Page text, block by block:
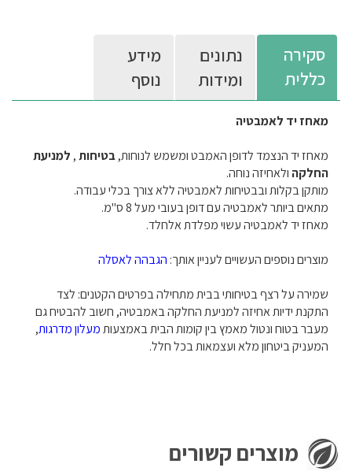
סקירה
כללית
נתונים
ומידות
מידע
נוסף
מאחז יד לאמבטיה
מאחז יד הנצמד לדופן האמבט ומשמש לנוחות,בטיחות, למניעת
החלקה ולאחיזה נוחה.
מותקן בקלות ובבטיחות לאמבטיה ללא צורך בכלי עבודה.
מתאים ביותר לאמבטיה עם דופן בעובי מעל 8 ס"מ.
מאחז יד לאמבטיה עשוי מפלדת אלחלד.
מוצרים נוספים העשויים לעניין אותך: הגבהה לאסלה
שמירה על רצף בטיחותי בבית מתחילה בפרטים הקטנים: לצד
התקנת ידיות אחיזה למניעת החלקה באמבטיה, חשוב להבטיח גם
מעבר בטוח ונטול מאמץ בין קומות הבית באמצעותמעלון מדרגות,
המעניק ביטחון מלא ועצמאות בכל חלל.
מוצרים קשורים